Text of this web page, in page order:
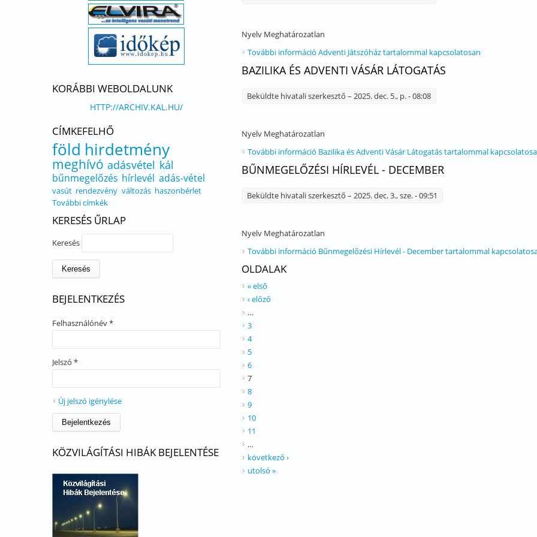
Nyelv Meghatározatlan
További információ Adventi Játszóház tartalommal kapcsolatosan
BAZILIKA ÉS ADVENTI VÁSÁR LÁTOGATÁS
Beküldte hivatali szerkesztő – 2025. dec. 5., p. - 08:08
Nyelv Meghatározatlan
További információ Bazilika és Adventi Vásár Látogatás tartalommal
BŰNMEGELŐZÉSI HÍRLEVÉL - DECEMBER
Beküldte hivatali szerkesztő – 2025. dec. 3., sze. - 09:51
Nyelv Meghatározatlan
További információ Bűnmegelőzési Hírlevél - December tartalommal
OLDALAK
« első
‹ előző
…
3
4
5
6
7
8
9
10
11
…
következő ›
utolsó »
KORÁBBI WEBOLDALUNK
HTTP://ARCHIV.KAL.HU/
CÍMKEFELHŐ
föld hirdetmény
meghívó adásvétel kál
bűnmegelőzés hírlevél adás-vétel
vasút rendezvény változás haszonbérlet
További címkék
KERESÉS ŰRLAP
Keresés
BEJELENTKEZÉS
Felhasználónév*
Jelszó *
Új jelszó igénylése
KÖZVILÁGÍTÁSI HIBÁK BEJELENTÉSE